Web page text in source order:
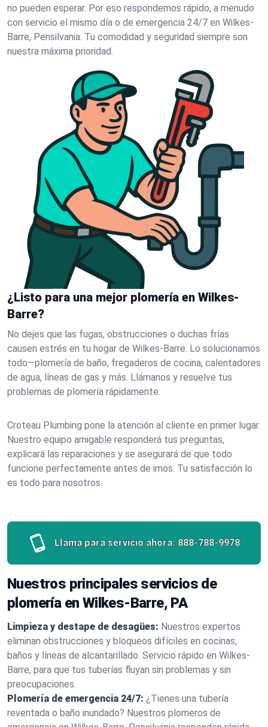
no pueden esperar. Por eso respondemos rápido, a menudo
con servicio el mismo día o de emergencia 24/7 en Wilkes-
Barre, Pensilvania. Tu comodidad y seguridad siempre son
nuestra máxima prioridad.
¿Listo para una mejor plomería en Wilkes-
Barre?
No dejes que las fugas, obstrucciones o duchas frías
causen estrés en tu hogar de Wilkes-Barre. Lo solucionamos
todo—plomería de baño, fregaderos de cocina, calentadores
de agua, líneas de gas y más. Llámanos y resuelve tus
problemas de plomería rápidamente.
Croteau Plumbing pone la atención al cliente en primer lugar.
Nuestro equipo amigable responderá tus preguntas,
explicará las reparaciones y se asegurará de que todo
funcione perfectamente antes de irnos. Tu satisfacción lo
es todo para nosotros.
Llama para servicio ahora: 888-788-9978
Nuestros principales servicios de
plomería en Wilkes-Barre, PA
Limpieza y destape de desagües: Nuestros expertos
eliminan obstrucciones y bloqueos difíciles en cocinas,
baños y líneas de alcantarillado. Servicio rápido en Wilkes-
Barre, para que tus tuberías fluyan sin problemas y sin
preocupaciones.
Plomería de emergencia 24/7: ¿Tienes una tubería
reventada o baño inundado? Nuestros plomeros de